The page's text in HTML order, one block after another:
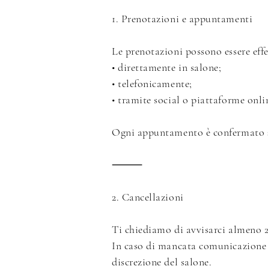
1. Prenotazioni e appuntamenti
Le prenotazioni possono essere
• direttamente in salone;
• telefonicamente;
• tramite social o piattaforme
Ogni appuntamento è
⸻
2. Cancellazioni
Ti chiediamo di avvisarci almeno
In caso di mancata
discrezione del salone.